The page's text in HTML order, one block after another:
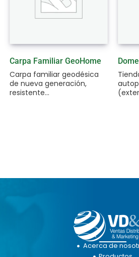
Carpa Familiar GeoHome
Carpa familiar geodésica
de nueva generación,
resistente...
Acerca de